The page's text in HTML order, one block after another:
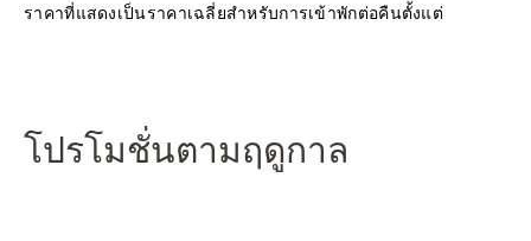
ราคาที่แสดงเป็นราคาเฉลี่ยสำหรับการเข้าพักต่อคืนตั้งแต่
โปรโมชั่นตามฤดูกาล